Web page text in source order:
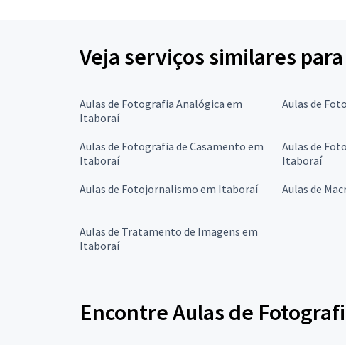
Veja serviços similares
Aulas de Fotografia Analógica em
Itaboraí
Aulas de
Aulas de Fotografia de Casamento em
Itaboraí
Aulas de
Itaboraí
Aulas de Fotojornalismo em Itaboraí
Aulas de
Aulas de Tratamento de Imagens em
Itaboraí
Encontre Aulas de